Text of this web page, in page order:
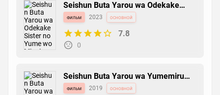
Seishun Buta Yarou wa Odekake
Sister no Yume wo Minai
фильм 2023 основной
7.8
0
Seishun Buta Yarou wa Yumemiru
Shoujo no Yume wo Minai
фильм 2019 основной